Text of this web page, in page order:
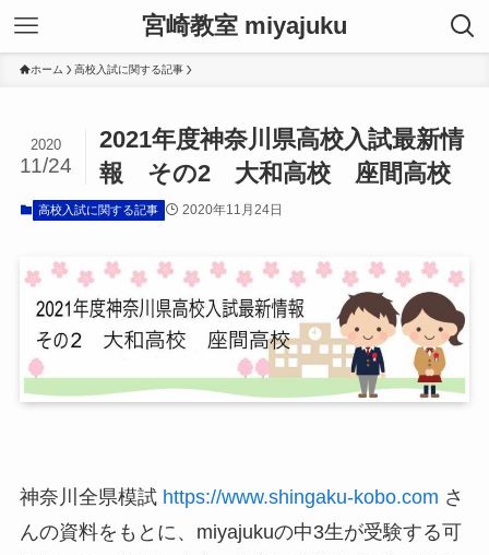
宮崎教室 miyajuku
ホーム 高校入試に関する記事
2021年度神奈川県高校入試最新情
報 その2 大和高校 座間高校
2020
11/24
高校入試に関する記事 2020年11月24日
神奈川全県模試 https://www.shingaku-kobo.com さ
んの資料をもとに、miyajukuの中3生が受験する可